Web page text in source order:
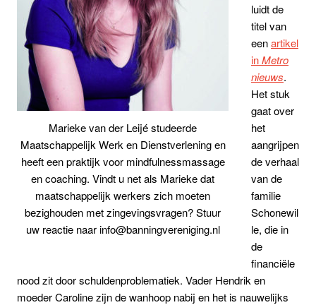
Marieke van der Leijé studeerde
Maatschappelijk Werk en Dienstverlening en
heeft een praktijk voor mindfulnessmassage
en coaching. Vindt u net als Marieke dat
maatschappelijk werkers zich moeten
bezighouden met zingevingsvragen? Stuur
uw reactie naar info@banningvereniging.nl
luidt de
titel van
eenartikel
inMetro
nieuws.
Het stuk
gaat over
het
aangrijpen
de verhaal
van de
familie
Schonewil
le, die in
de
financiële
nood zit door schuldenproblematiek. Vader Hendrik en
moeder Caroline zijn de wanhoop nabij en het is nauwelijks